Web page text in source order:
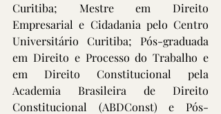
Curitiba; Mestre em Direito
Empresarial e Cidadania pelo Centro
Universitário Curitiba; Pós-graduada
em Direito e Processo do Trabalho e
em Direito Constitucional pela
Academia Brasileira de Direito
Constitucional (ABDConst) e Pós-